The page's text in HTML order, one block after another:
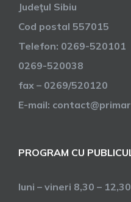
Judeţul Sibiu
Cod postal 557015
Telefon: 0269-520101
0269-520038
fax – 0269/520120
E-mail:
PROGRAM CU
luni – vineri 8,30 – 12,30